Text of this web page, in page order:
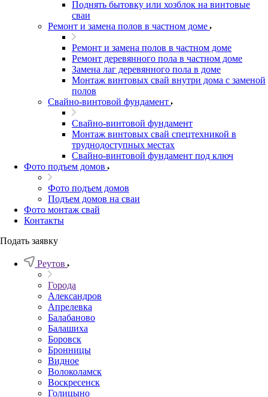
Поднять бытовку или хозблок на винтовые
сваи
Ремонт и замена полов в частном доме
Ремонт и замена полов в частном доме
Ремонт деревянного пола в частном доме
Замена лаг деревянного пола в доме
Монтаж винтовых свай внутри дома с заменой
полов
Свайно-винтовой фундамент
Свайно-винтовой фундамент
Монтаж винтовых свай спецтехникой в
труднодоступных местах
Свайно-винтовой фундамент под ключ
Фото подъем домов
Фото подъем домов
Подъем домов на сваи
Фото монтаж свай
Контакты
Подать заявку
Реутов
Города
Александров
Апрелевка
Балабаново
Балашиха
Боровск
Бронницы
Видное
Волоколамск
Воскресенск
Голицыно